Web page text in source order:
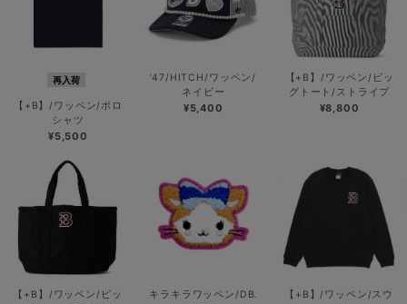
再入荷
【+B】/ワッペン/ポロ
シャツ
¥5,500
’47/HITCH/ワッペン/
ネイビー
¥5,400
【+B】/ワッペン/ビッ
グトート/ストライプ
¥8,800
【+B】/ワッペン/ビッ
キラキラワッペン/DB.
【+B】/ワッペン/スウ